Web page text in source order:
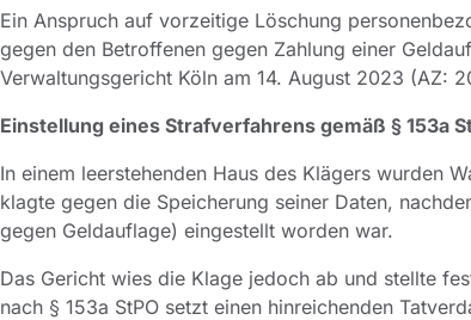
Ein Anspruch auf vorzeitige Löschung
gegen den Betroffenen gegen Zahlung einer
Verwaltungsgericht Köln am 14. August 2023 (AZ:
Einstellung eines Strafverfahrens gemäß § 153a
In einem leerstehenden Haus des Klägers wurden
klagte gegen die Speicherung seiner Daten,
gegen Geldauflage) eingestellt worden war.
Das Gericht wies die Klage jedoch ab und stellte
nach § 153a StPO setzt einen hinreichenden